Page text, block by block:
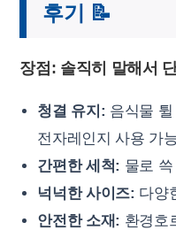
후기 📝
장점: 솔직히 말해서
청결 유지: 음식물
전자레인지 사용 가
간편한 세척: 물로
넉넉한 사이즈: 다양
안전한 소재: 환경호